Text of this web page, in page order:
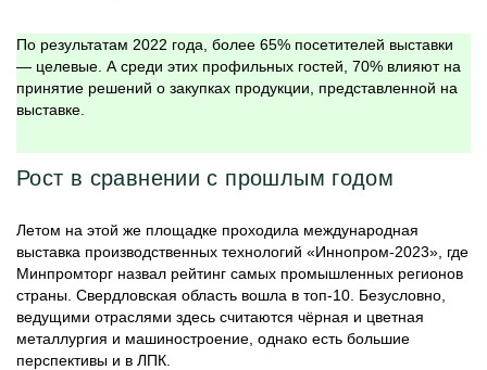
По результатам 2022 года, более 65% посетителей выставки
— целевые. А среди этих профильных гостей, 70% влияют на
принятие решений о закупках продукции, представленной на
выставке.
Рост в сравнении с прошлым годом
Летом на этой же площадке проходила международная
выставка производственных технологий «Иннопром-2023», где
Минпромторг назвал рейтинг самых промышленных регионов
страны. Свердловская область вошла в топ-10. Безусловно,
ведущими отраслями здесь считаются чёрная и цветная
металлургия и машиностроение, однако есть большие
перспективы и в ЛПК.